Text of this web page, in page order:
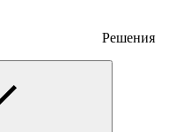
Решения